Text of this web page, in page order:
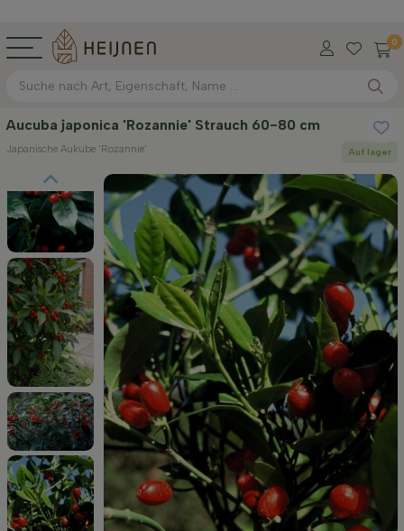
0
Aucuba japonica 'Rozannie' Strauch 60-80 cm
Japanische Aukube 'Rozannie' Auf lager